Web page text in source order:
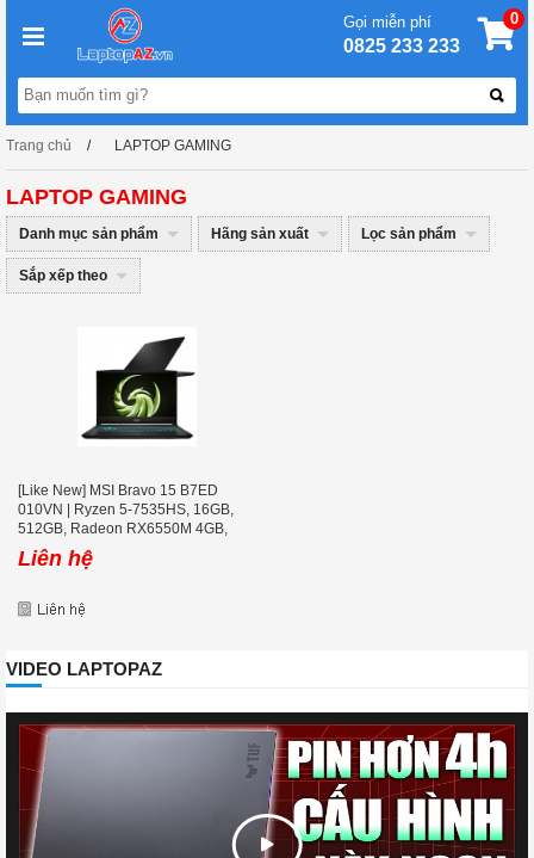
Gọi miễn phí
0825 233 233
0
Trang chủ LAPTOP GAMING
LAPTOP GAMING
Danh mục sản phẩm Hãng sản xuất Lọc sản phẩm
Sắp xếp theo
[Like New] MSI Bravo 15 B7ED
010VN | Ryzen 5-7535HS, 16GB,
512GB, Radeon RX6550M 4GB,
15.6'' FHD 144Hz
Liên hệ
VIDEO LAPTOPAZ